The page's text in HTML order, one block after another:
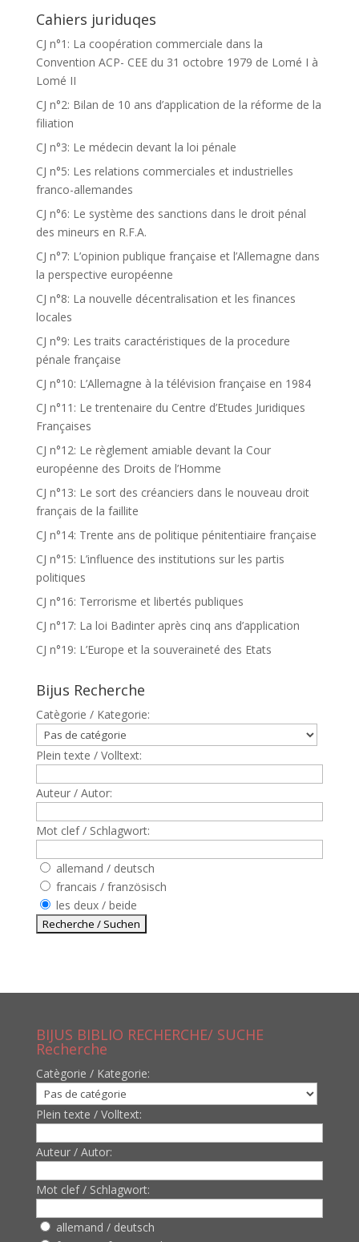
Cahiers juriduqes
CJ n°1: La coopération commerciale dans la
Convention ACP- CEE du 31 octobre 1979 de Lomé I à
Lomé II
CJ n°2: Bilan de 10 ans d’application de la réforme de la
filiation
CJ n°3: Le médecin devant la loi pénale
CJ n°5: Les relations commerciales et industrielles
franco-allemandes
CJ n°6: Le système des sanctions dans le droit pénal
des mineurs en R.F.A.
CJ n°7: L’opinion publique française et l’Allemagne dans
la perspective européenne
CJ n°8: La nouvelle décentralisation et les finances
locales
CJ n°9: Les traits caractéristiques de la procedure
pénale française
CJ n°10: L’Allemagne à la télévision française en 1984
CJ n°11: Le trentenaire du Centre d’Etudes Juridiques
Françaises
CJ n°12: Le règlement amiable devant la Cour
européenne des Droits de l’Homme
CJ n°13: Le sort des créanciers dans le nouveau droit
français de la faillite
CJ n°14: Trente ans de politique pénitentiaire française
CJ n°15: L’influence des institutions sur les partis
politiques
CJ n°16: Terrorisme et libertés publiques
CJ n°17: La loi Badinter après cinq ans d’application
CJ n°19: L’Europe et la souveraineté des Etats
Bijus Recherche
Catègorie / Kategorie:
Plein texte / Volltext:
Auteur / Autor:
Mot clef / Schlagwort:
allemand / deutsch
francais / französisch
les deux / beide
BIJUS BIBLIO RECHERCHE/ SUCHE
Recherche
Catègorie / Kategorie:
Plein texte / Volltext:
Auteur / Autor:
Mot clef / Schlagwort:
allemand / deutsch